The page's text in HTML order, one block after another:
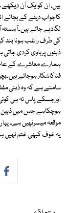
ہیں، ان کوایک اَن
کاجواب دینے کے بجائے
لگادیے جاتے
کی طرف راغب ہونا بند
ذہنوں پرہاوی کردی
ہمارے معاشرے کے عام
فناکاشکار ہوجاتے
سامنے ہے کہ وہ ذہنی
اورجسکے پاس نہ ہی
ہوچکاہے جس میں ذہین
موقعہ میسرنہیں ہے۔
یہ خوف کبھی ختم نہیں